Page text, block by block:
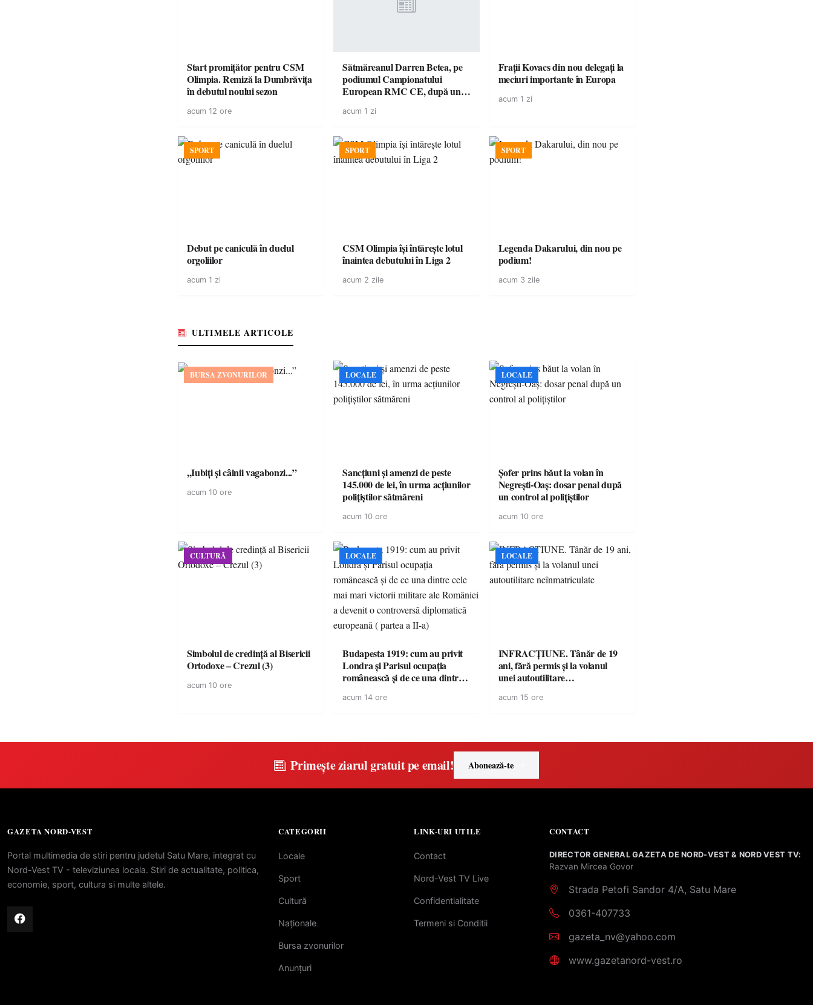
Start promițător pentru CSM
Olimpia. Remiză la Dumbrăvița
în debutul noului sezon
acum 12 ore
Sătmăreanul Darren Betea, pe
podiumul Campionatului
European RMC CE, după un
Räikkönen
acum 1 zi
Frații Kovacs din nou delegați la
meciuri importante în Europa
acum 1 zi
SPORT
Debut pe caniculă în duelul
orgoliilor
acum 1 zi
SPORT
CSM Olimpia își întărește lotul
înaintea debutului în Liga 2
acum 2 zile
SPORT
Legenda Dakarului, din nou pe
podium!
acum 3 zile
ULTIMELE ARTICOLE
BURSA ZVONURILOR
,,Iubiți și câinii vagabonzi...”
acum 10 ore
LOCALE
Sancțiuni și amenzi de peste
145.000 de lei, în urma acțiunilor
polițiștilor sătmăreni
acum 10 ore
LOCALE
Șofer prins băut la volan în
Negrești-Oaș: dosar penal după
un control al polițiștilor
acum 10 ore
CULTURĂ
Simbolul de credinţă al Bisericii
Ortodoxe – Crezul (3)
acum 10 ore
LOCALE
Budapesta 1919: cum au privit
Londra și Parisul ocupația
românească și de ce una dintre
României a devenit o
acum 14 ore
LOCALE
INFRACȚIUNE. Tânăr de 19
ani, fără permis și la volanul
unei autoutilitare
acum 15 ore
Primește ziarul gratuit pe email! Abonează-te
GAZETA NORD-VEST
Portal multimedia de stiri pentru judetul Satu Mare, integrat cu
Nord-Vest TV - televiziunea locala. Stiri de actualitate, politica,
economie, sport, cultura si multe altele.
CATEGORII
Locale
Sport
Cultură
Naționale
Bursa zvonurilor
Anunțuri
LINK-URI UTILE
Contact
Nord-Vest TV Live
Confidentialitate
Termeni si Conditii
CONTACT
DIRECTOR GENERAL GAZETA DE NORD-VEST & NORD VEST TV:
Razvan Mircea Govor
Strada Petofi Sandor 4/A, Satu Mare
0361-407733
gazeta_nv@yahoo.com
www.gazetanord-vest.ro